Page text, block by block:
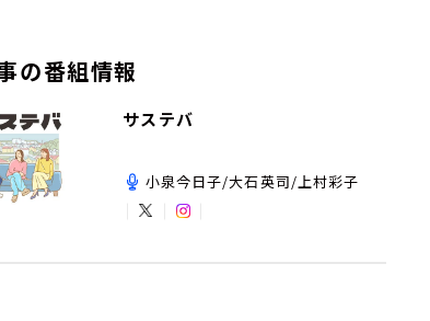
の番組情報
サステバ
小泉今日子/大石英司/上村彩子